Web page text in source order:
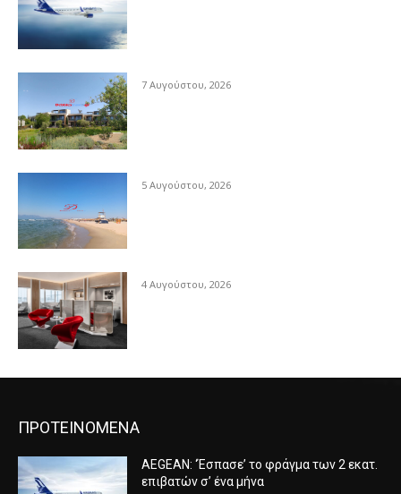
7 Αυγούστου, 2026
5 Αυγούστου, 2026
4 Αυγούστου, 2026
ΠΡΟΤΕΙΝΟΜΕΝΑ
AEGEAN: ‘Έσπασε’ το φράγμα των 2 εκατ.
επιβατών σ’ ένα μήνα